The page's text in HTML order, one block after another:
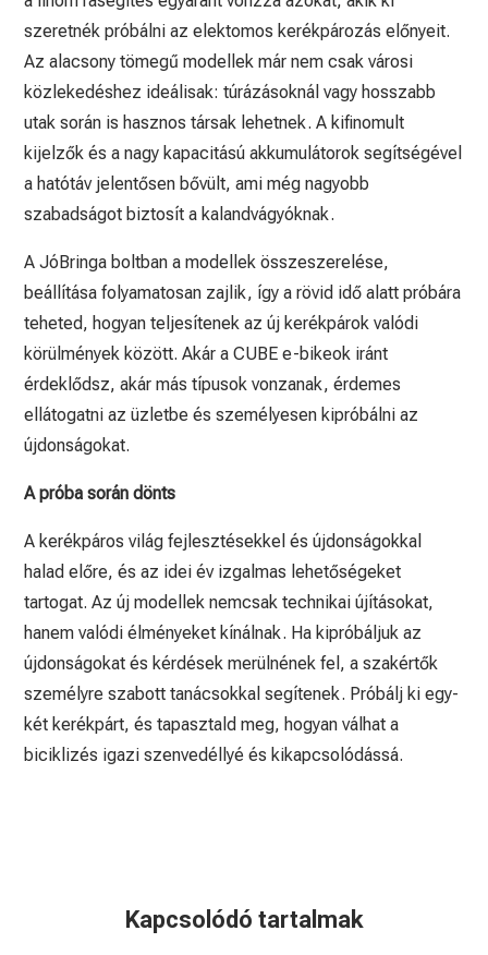
szeretnék próbálni az elektomos kerékpározás előnyeit.
Az alacsony tömegű modellek már nem csak városi
közlekedéshez ideálisak: túrázásoknál vagy hosszabb
utak során is hasznos társak lehetnek. A kifinomult
kijelzők és a nagy kapacitású akkumulátorok segítségével
a hatótáv jelentősen bővült, ami még nagyobb
szabadságot biztosít a kalandvágyóknak.
A JóBringa boltban a modellek összeszerelése,
beállítása folyamatosan zajlik, így a rövid idő alatt próbára
teheted, hogyan teljesítenek az új kerékpárok valódi
körülmények között. Akár a CUBE e-bikeok iránt
érdeklődsz, akár más típusok vonzanak, érdemes
ellátogatni az üzletbe és személyesen kipróbálni az
újdonságokat.
A próba során dönts
A kerékpáros világ fejlesztésekkel és újdonságokkal
halad előre, és az idei év izgalmas lehetőségeket
tartogat. Az új modellek nemcsak technikai újításokat,
hanem valódi élményeket kínálnak. Ha kipróbáljuk az
újdonságokat és kérdések merülnének fel, a szakértők
személyre szabott tanácsokkal segítenek. Próbálj ki egy-
két kerékpárt, és tapasztald meg, hogyan válhat a
biciklizés igazi szenvedéllyé és kikapcsolódássá.
Kapcsolódó tartalmak